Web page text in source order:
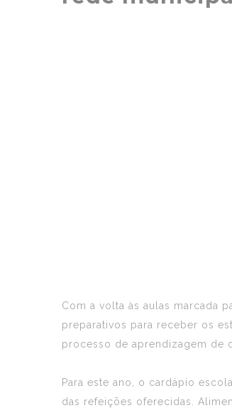
Com a volta às aulas marcada
preparativos para receber os
processo de aprendizagem de
Para este ano, o cardápio
das refeições oferecidas.